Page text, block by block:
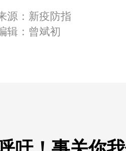
源：新疫防指
辑：曾斌初